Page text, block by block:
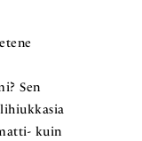
Sen
kuin